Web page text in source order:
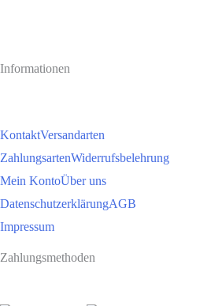
Informationen
KontaktVersandarten
ZahlungsartenWiderrufsbelehrung
Mein KontoÜber uns
DatenschutzerklärungAGB
Impressum
Zahlungsmethoden